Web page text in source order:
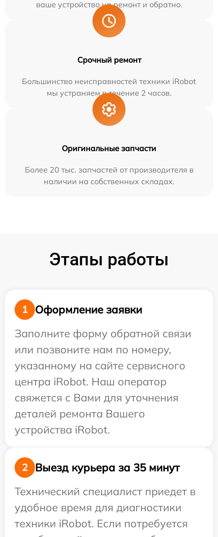
ваше устройство на ремонт и обратно.
Срочный ремонт
Большинство неисправностей техники iRobot
мы устраняем в течение 2 часов.
Оригинальные запчасти
Более 20 тыс. запчастей от производителя в
наличии на собственных складах.
Этапы работы
1
Оформление заявки
Заполните форму обратной связи
или позвоните нам по номеру,
указанному на сайте сервисного
центра iRobot. Наш оператор
свяжется с Вами для уточнения
деталей ремонта Вашего
устройства iRobot.
2
Выезд курьера за 35 минут
Технический специалист приедет в
удобное время для диагностики
техники iRobot. Если потребуется